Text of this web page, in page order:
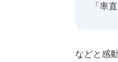
「率
などと感